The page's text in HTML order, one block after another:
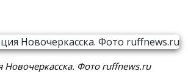
Новочеркасска. Фото ruffnews.ru